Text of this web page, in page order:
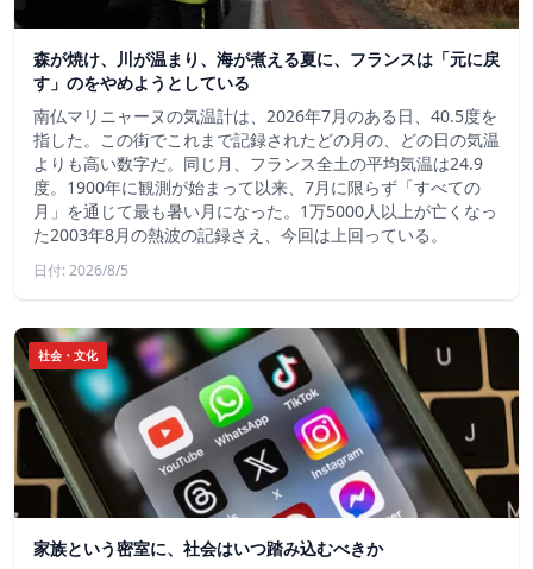
森が焼け、川が温まり、海が煮える夏に、フランスは「元に戻
す」のをやめようとしている
南仏マリニャーヌの気温計は、2026年7月のある日、40.5度を
指した。この街でこれまで記録されたどの月の、どの日の気温
よりも高い数字だ。同じ月、フランス全土の平均気温は24.9
度。1900年に観測が始まって以来、7月に限らず「すべての
月」を通じて最も暑い月になった。1万5000人以上が亡くなっ
た2003年8月の熱波の記録さえ、今回は上回っている。
日付: 2026/8/5
社会・文化
家族という密室に、社会はいつ踏み込むべきか